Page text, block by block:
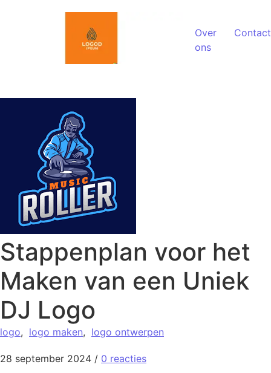
Over
ons
Contact
Stappenplan voor het
Maken van een Uniek
DJ Logo
logo, logo maken, logo ontwerpen
28 september 2024 / 0 reacties